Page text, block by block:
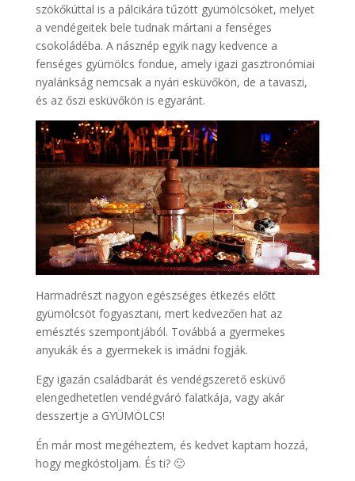
szökőkúttal is a pálcikára tűzött gyümölcsöket, melyet
a vendégeitek bele tudnak mártani a fenséges
csokoládéba. A násznép egyik nagy kedvence a
fenséges gyümölcs fondue, amely igazi gasztronómiai
nyalánkság nemcsak a nyári esküvőkön, de a tavaszi,
és az őszi esküvőkön is egyaránt.
Harmadrészt nagyon egészséges étkezés előtt
gyümölcsöt fogyasztani, mert kedvezően hat az
emésztés szempontjából. Továbbá a gyermekes
anyukák és a gyermekek is imádni fogják.
Egy igazán családbarát és vendégszerető esküvő
elengedhetetlen vendégváró falatkája, vagy akár
desszertje a GYÜMÖLCS!
Én már most megéheztem, és kedvet kaptam hozzá,
hogy megkóstoljam. És ti? 🙂